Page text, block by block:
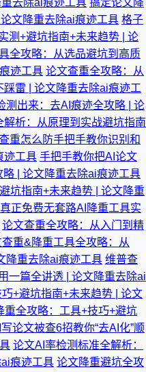
去除ai痕迹工具 搞定论文降
文降重去除ai痕迹工具 格子
测+避坑指南+未来趋势 | 论
全攻略：从选品避坑到高质
迹工具 论文查重全攻略：从
雷 | 论文降重去除ai痕迹工
测出来：去AI痕迹全攻略 | 论
解析：从原理到实战避坑指南
重怎么防手把手教你识别和
迹工具 手把手教你把AI论文
| 论文降重去除ai痕迹工具
坑指南+未来趋势 | 论文降重
正免费无套路AI降重工具实
论文查重全攻略：从入门到精
重&降重工具全攻略：从
降重去除ai痕迹工具 维普查
一篇全讲透 | 论文降重去除ai
+避坑指南+未来趋势 | 论文
重全攻略：工具+技巧+避坑
论文被查6招教你“去AI化”顺
论文AI率检测标准全解析：
痕迹工具 论文降重避坑全攻